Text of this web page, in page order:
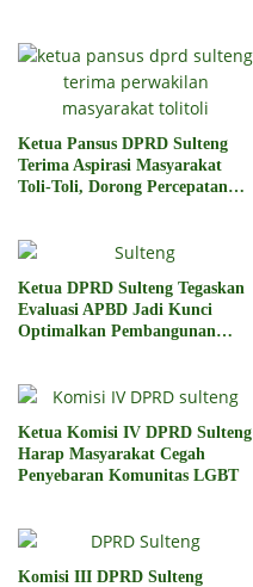
Ketua Pansus DPRD Sulteng
Terima Aspirasi Masyarakat
Toli-Toli, Dorong Percepatan
Ketua DPRD Sulteng Tegaskan
Evaluasi APBD Jadi Kunci
Optimalkan Pembangunan
Ketua Komisi IV DPRD Sulteng
Harap Masyarakat Cegah
Penyebaran Komunitas LGBT
Komisi III DPRD Sulteng